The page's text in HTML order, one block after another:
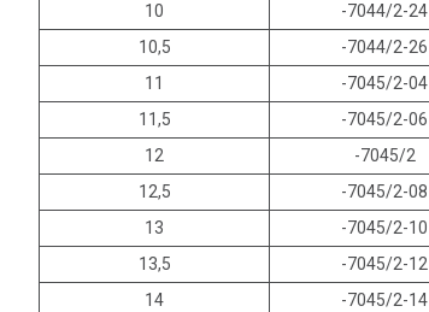
10
-7044/2-24
10,5
-7044/2-26
11
-7045/2-04
11,5
-7045/2-06
12
-7045/2
12,5
-7045/2-08
13
-7045/2-10
13,5
-7045/2-12
14
-7045/2-14